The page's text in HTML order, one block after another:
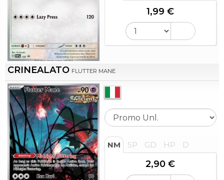
1,99 €
CRINEALATO FLUTTER MANE
NM SP GD HP D
2,90 €